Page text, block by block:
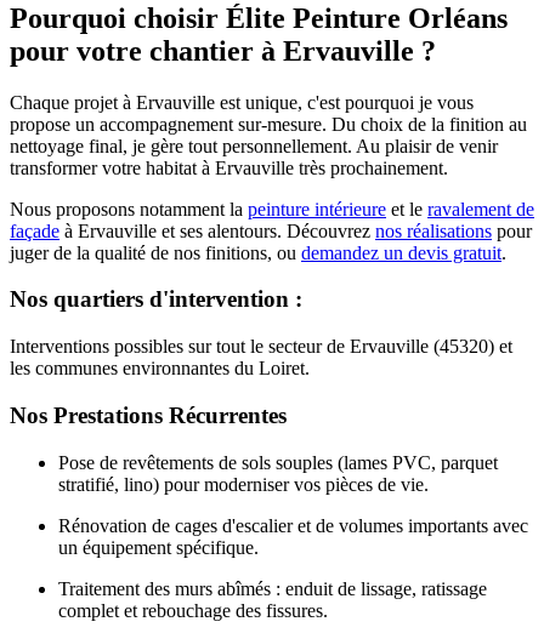
Pourquoi choisir Élite Peinture Orléans
pour votre chantier à Ervauville ?
Chaque projet à Ervauville est unique, c'est pourquoi je vous
propose un accompagnement sur-mesure. Du choix de la finition au
nettoyage final, je gère tout personnellement. Au plaisir de venir
transformer votre habitat à Ervauville très prochainement.
Nous proposons notamment la peinture intérieure et le ravalement de
façade à Ervauville et ses alentours. Découvrez nos réalisations pour
juger de la qualité de nos finitions, ou demandez un devis gratuit.
Nos quartiers d'intervention :
Interventions possibles sur tout le secteur de Ervauville (45320) et
les communes environnantes du Loiret.
Nos Prestations Récurrentes
Pose de revêtements de sols souples (lames PVC, parquet
stratifié, lino) pour moderniser vos pièces de vie.
Rénovation de cages d'escalier et de volumes importants avec
un équipement spécifique.
Traitement des murs abîmés : enduit de lissage, ratissage
complet et rebouchage des fissures.